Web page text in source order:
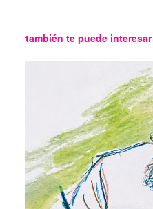
también te puede interesar